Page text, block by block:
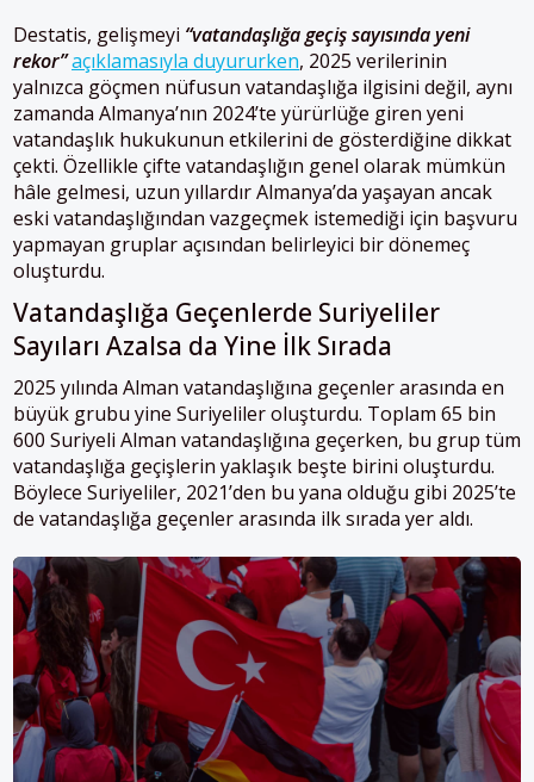
Destatis, gelişmeyi “vatandaşlığa geçiş sayısında yeni
rekor”açıklamasıyla duyururken, 2025 verilerinin
yalnızca göçmen nüfusun vatandaşlığa ilgisini değil, aynı
zamanda Almanya’nın 2024’te yürürlüğe giren yeni
vatandaşlık hukukunun etkilerini de gösterdiğine dikkat
çekti. Özellikle çifte vatandaşlığın genel olarak mümkün
hâle gelmesi, uzun yıllardır Almanya’da yaşayan ancak
eski vatandaşlığından vazgeçmek istemediği için başvuru
yapmayan gruplar açısından belirleyici bir dönemeç
oluşturdu.
Vatandaşlığa Geçenlerde Suriyeliler
Sayıları Azalsa da Yine İlk Sırada
2025 yılında Alman vatandaşlığına geçenler arasında en
büyük grubu yine Suriyeliler oluşturdu. Toplam 65 bin
600 Suriyeli Alman vatandaşlığına geçerken, bu grup tüm
vatandaşlığa geçişlerin yaklaşık beşte birini oluşturdu.
Böylece Suriyeliler, 2021’den bu yana olduğu gibi 2025’te
de vatandaşlığa geçenler arasında ilk sırada yer aldı.